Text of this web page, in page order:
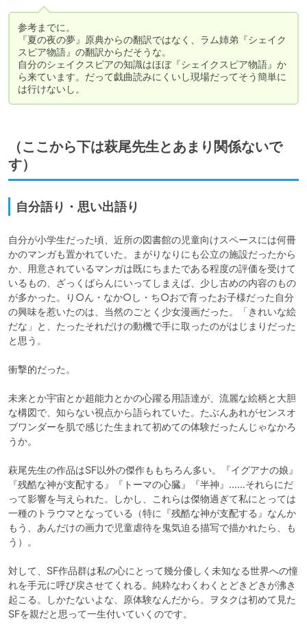
参考までに。
『夏の夜の夢』原典からの翻訳ではなく、ラム姉弟『シェイク
スピア物語』の翻訳からだそうな。
自分のシェイクスピアの知識はほぼ『シェイクスピア物語』か
ら来ています。だって戯曲読みにくいし現場だってそう簡単に
は行けないし。
（ここから下は萩尾先生とあまり関係ないで
す）
自分語り・思い出語り
自分が小学生だった頃、近所の図書館の児童向けスペースには何冊
かのマンガも置かれていた。まがりなりにも公立の施設だったから
か、用意されているマンガは既にちまたである程度の評価を受けて
いるもの、ざっくばらんにいってしまえば、少し古めの内容のもの
が多かった。り○ん・なか○し・ち○おで育ったお子様だった自分
の興味を惹いたのは、当然のごとく少女漫画だった。「きれいな絵
だな」と、たったそれだけの動機で手に取ったのがはじまりだった
と思う。
衝撃的だった。
未来とか宇宙とか超能力とかの心躍る用語達が、流麗な絵柄と大胆
な構図で、知らない視点から語られていた。たぶんあれがセンスオ
ブワンダーを肌で感じた生まれて初めての体験だったんじゃなかろ
うか。
萩尾先生の作品はSF以外の傑作ももちろん多い。『イグアナの娘』
『残酷な神が支配する』『トーマの心臓』『半神』……それらにだ
って影響を与えられた。しかし、これらは傑物過ぎて私にとっては
一種のトラウマとなっている（特に『残酷な神が支配する』なんか
もう、あんだけの画力で児童虐待を鬼気迫る描写で描かれたら、も
う）。
対して、SF作品群は私の心にとって幾分優しく未知なる世界への憧
れを手元に呼び戻させてくれる。純粋なわくわくとどきどきが沸き
起こる。しかたないよな、原体験なんだから。ヲタクは初めて見た
SFを親だと思って一生付いていくのです。